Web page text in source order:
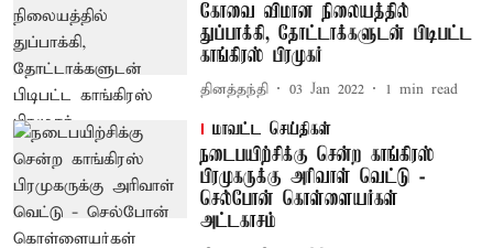
கோவை விமான நிலையத்தில்
துப்பாக்கி, தோட்டாக்களுடன் பிடிபட்ட
காங்கிரஸ் பிரமுகர்
தினத்தந்தி 03 Jan 2022 1 min read
மாவட்ட செய்திகள்
நடைபயிற்சிக்கு சென்ற காங்கிரஸ்
பிரமுகருக்கு அரிவாள் வெட்டு -
செல்போன் கொள்ளையர்கள்
அட்டகாசம்